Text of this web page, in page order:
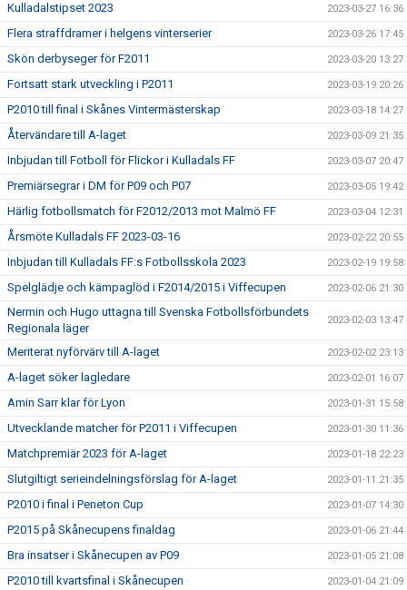
Kulladalstipset 2023 2023-03-27 16:36
Flera straffdramer i helgens vinterserier 2023-03-26 17:45
Skön derbyseger för F2011 2023-03-20 13:27
Fortsatt stark utveckling i P2011 2023-03-19 20:26
P2010 till final i Skånes Vintermästerskap 2023-03-18 14:27
Återvändare till A-laget 2023-03-09 21:35
Inbjudan till Fotboll för Flickor i Kulladals FF 2023-03-07 20:47
Premiärsegrar i DM för P09 och P07 2023-03-05 19:42
Härlig fotbollsmatch för F2012/2013 mot Malmö FF 2023-03-04 12:31
Årsmöte Kulladals FF 2023-03-16 2023-02-22 20:55
Inbjudan till Kulladals FF:s Fotbollsskola 2023 2023-02-19 19:58
Spelglädje och kämpaglöd i F2014/2015 i Viffecupen 2023-02-06 21:30
Nermin och Hugo uttagna till Svenska Fotbollsförbundets
Regionala läger
2023-02-03 13:47
Meriterat nyförvärv till A-laget 2023-02-02 23:13
A-laget söker lagledare 2023-02-01 16:07
Amin Sarr klar för Lyon 2023-01-31 15:58
Utvecklande matcher för P2011 i Viffecupen 2023-01-30 11:36
Matchpremiär 2023 för A-laget 2023-01-18 22:23
Slutgiltigt serieindelningsförslag för A-laget 2023-01-11 21:35
P2010 i final i Peneton Cup 2023-01-07 14:30
P2015 på Skånecupens finaldag 2023-01-06 21:44
Bra insatser i Skånecupen av P09 2023-01-05 21:08
P2010 till kvartsfinal i Skånecupen 2023-01-04 21:09